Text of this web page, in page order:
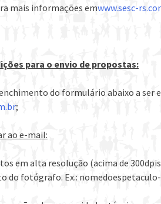
mais informações emwww.sesc-
para o envio de propostas:
do formulário abaixo a ser
;
ao e-mail:
em alta resolução (acima de
do fotógrafo. Ex.: